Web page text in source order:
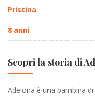
Pristina
8 anni
Scopri la storia di
Adelona è una bambina